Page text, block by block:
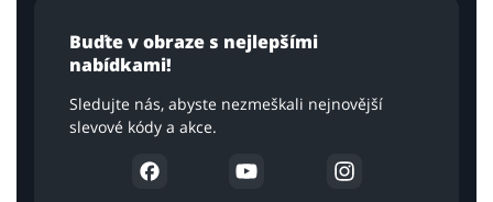
Buďte v obraze s nejlepšími
nabídkami!
Sledujte nás, abyste nezmeškali nejnovější
slevové kódy a akce.